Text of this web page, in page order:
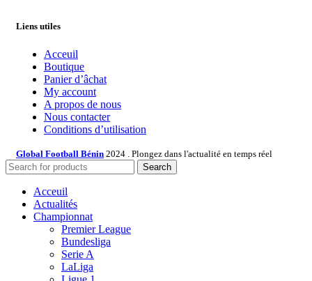
Liens utiles
Acceuil
Boutique
Panier d’âchat
My account
A propos de nous
Nous contacter
Conditions d’utilisation
Global Football Bénin 2024 . Plongez dans l'actualité en temps réel
Search
Acceuil
Actualités
Championnat
Premier League
Bundesliga
Serie A
LaLiga